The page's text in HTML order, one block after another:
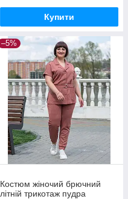
Купити
–5%
Костюм жіночий брючний
літній трикотаж пудра